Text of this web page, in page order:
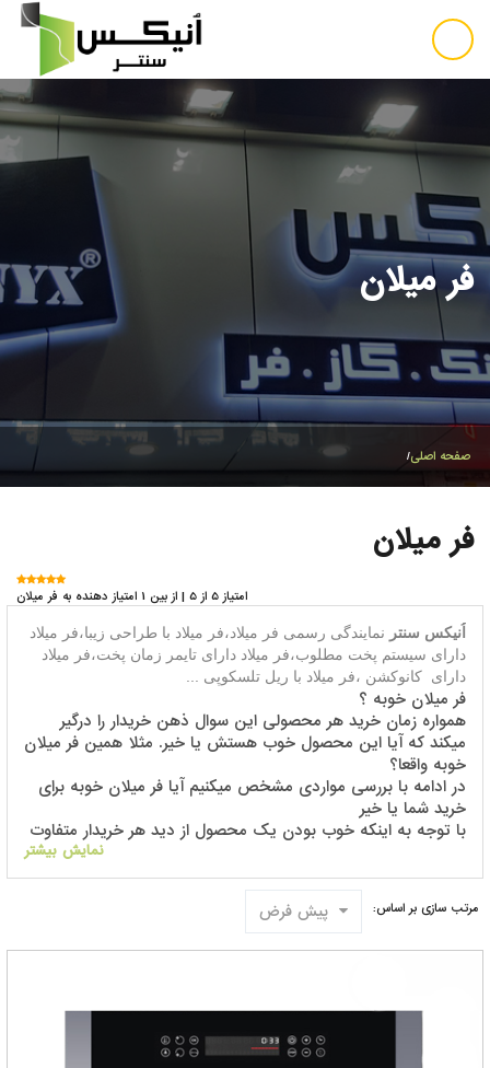
فر میلان
صفحه اصلی
فر میلان
امتیاز 5 از 5 | از بین 1 امتیاز دهنده به فر میلان
اُنیکس سنتر نمایندگی رسمی فر میلاد،فر میلاد با طراحی زیبا،فر میلاد
دارای سیستم پخت مطلوب،فر میلاد دارای تایمر زمان پخت،فر میلاد
دارای کانوکشن ،فر میلاد با ریل تلسکوپی ...
فر میلان خوبه ؟
همواره زمان خرید هر محصولی این سوال ذهن خریدار را درگیر
میکند که آیا این محصول خوب هستش یا خیر. مثلا همین فر میلان
خوبه واقعا؟
در ادامه با بررسی مواردی مشخص میکنیم آیا فر میلان خوبه برای
خرید شما یا خیر
با توجه به اینکه خوب بودن یک محصول از دید هر خریدار متفاوت
است ، مثلا برای برخی قیمت فر میلان ملاک خوب بودن فر میلان
هستش
برای برخی دیگر میزان کیفیت فر میلان ملاک خوب بودن فر میلان
هستش
پس جواب اینکه فر میلان خوب هستش یا نه را نمیشه به همه
محصول خوب هستش یا خیر
که بتوانید بهترین خرید را داشته باشید
نمایش بیشتر
مرتب سازی بر اساس: پیش فرض